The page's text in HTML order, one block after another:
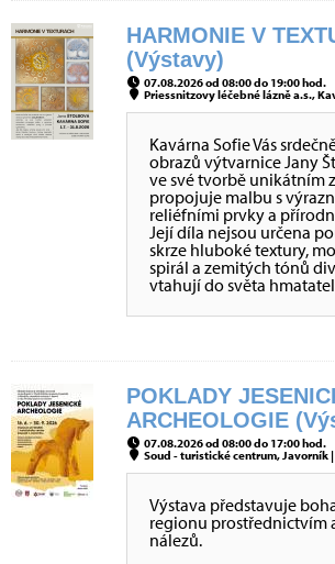
HARMONIE V
(Výstavy)
07.08.2026 od 08:00 do 19:00 hod.
Priessnitzovy léčebné lázně a.s.,
Kavárna Sofie Vás
obrazů výtvarnice Jany
ve své tvorbě unikátním
propojuje malbu s
reliéfními prvky a
Její díla nejsou určena
skrze hluboké textury,
spirál a zemitých tónů
vtahují do světa
POKLADY
ARCHEOLOGIE
07.08.2026 od 08:00 do 17:00 hod.
Soud - turistické centrum, Javorník |
Výstava představuje
regionu prostřednictvím
nálezů.